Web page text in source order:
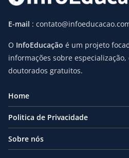
E-mail :
O InfoEducação é um projeto
informações sobre
doutorados gratuitos.
Home
Politica de Privacidade
Sobre nós